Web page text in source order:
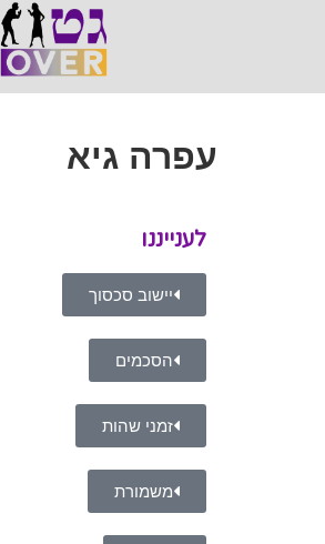
עפרה גיא
לענייננו
יישוב סכסוך
הסכמים
זמני שהות
משמורת